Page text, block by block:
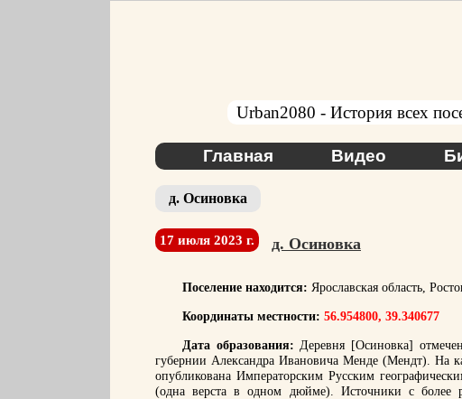
Urban2080 - История всех
Главная Видео
д. Осиновка
17 июля 2023 г. д. Осиновка
Поселение находится: Ярославская область,
Координаты местности: 56.954800, 39.340677
Дата образования: Деревня [Осиновка]
губернии Александра Ивановича Менде (Мендт). На
опубликована Императорским Русским
(одна верста в одном дюйме). Источники с более